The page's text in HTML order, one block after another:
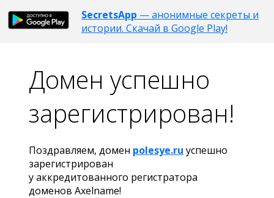
SecretsApp — анонимные секреты и
истории. Скачай в Google Play!
Домен успешно
зарегистрирован!
Поздравляем, домен polesye.ru успешно
зарегистрирован
у аккредитованного регистратора
доменов Axelname!